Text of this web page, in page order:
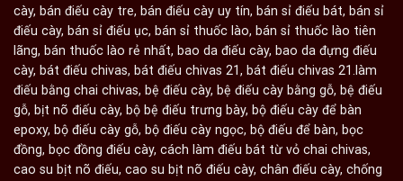
cày, bán điếu cày tre, bán điếu cày uy tín, bán sỉ điếu bát, bán sỉ
điếu cày, bán sỉ điếu ục, bán sỉ thuốc lào, bán sỉ thuốc lào tiên
lãng, bán thuốc lào rẻ nhất, bao da điếu cày, bao da đựng điếu
cày, bát điếu chivas, bát điếu chivas 21, bát điếu chivas 21.làm
điếu bằng chai chivas, bệ điếu cày, bệ điếu cày bằng gỗ, bệ điếu
gỗ, bịt nõ điếu cày, bộ bệ điếu trưng bày, bộ điếu cày để bàn
epoxy, bộ điếu cày gỗ, bộ điếu cày ngọc, bộ điếu để bàn, bọc
đồng, bọc đồng điếu cày, cách làm điếu bát từ vỏ chai chivas,
cao su bịt nõ điếu, cao su bịt nõ điếu cày, chân điếu cày, chống